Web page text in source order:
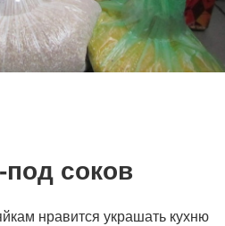
соков
нравится украшать кухню